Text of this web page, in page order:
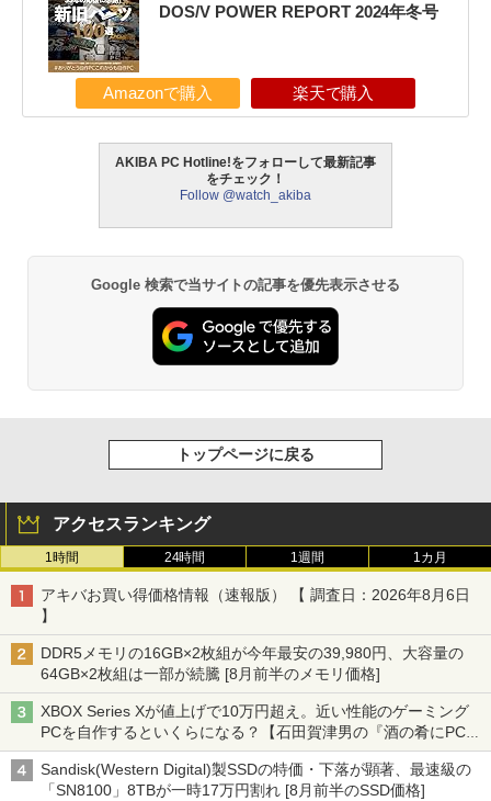
DOS/V POWER REPORT 2024年冬号
Amazonで購入 楽天で購入
AKIBA PC Hotline!をフォローして最新記事
をチェック！
Follow @watch_akiba
Google 検索で当サイトの記事を優先表示させる
トップページに戻る
アクセスランキング
1時間 24時間 1週間 1カ月
アキバお買い得価格情報（速報版） 【 調査日：2026年8月6日
】
DDR5メモリの16GB×2枚組が今年最安の39,980円、大容量の
64GB×2枚組は一部が続騰 [8月前半のメモリ価格]
XBOX Series Xが値上げで10万円超え。近い性能のゲーミング
PCを自作するといくらになる？【石田賀津男の『酒の肴にPCゲ
ーム』】
Sandisk(Western Digital)製SSDの特価・下落が顕著、最速級の
「SN8100」8TBが一時17万円割れ [8月前半のSSD価格]